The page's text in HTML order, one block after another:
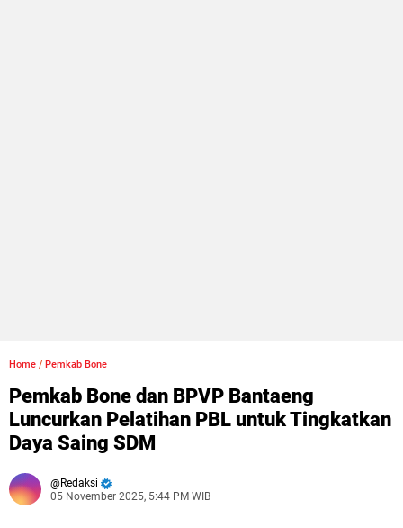
Home / Pemkab Bone
Pemkab Bone dan BPVP Bantaeng
Luncurkan Pelatihan PBL untuk Tingkatkan
Daya Saing SDM
Redaksi
05 November 2025, 5:44 PM WIB